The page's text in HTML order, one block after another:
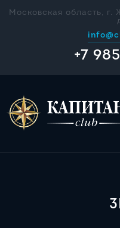
Московская область, г.
+7